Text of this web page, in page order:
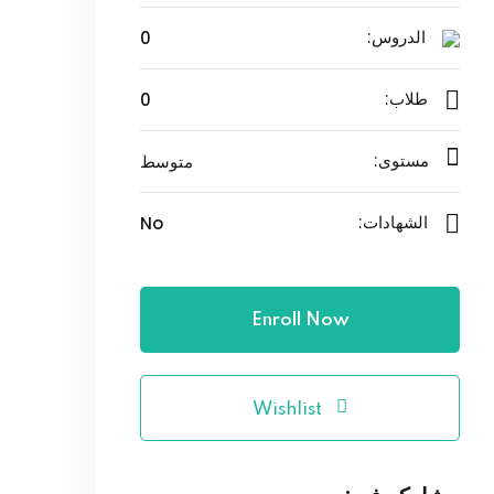
الدروس: 0
طلاب: 0
مستوى: متوسط
الشهادات: No
Enroll Now